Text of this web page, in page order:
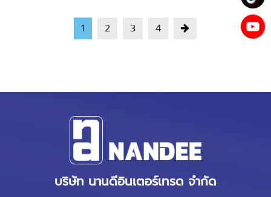
1 2 3 4
บริษัท นานดีอินเตอร์เทรด จำกัด